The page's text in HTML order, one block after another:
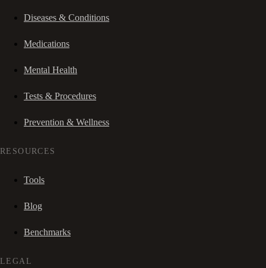
Diseases & Conditions
Medications
Mental Health
Tests & Procedures
Prevention & Wellness
RESOURCES
Tools
Blog
Benchmarks
LEGAL